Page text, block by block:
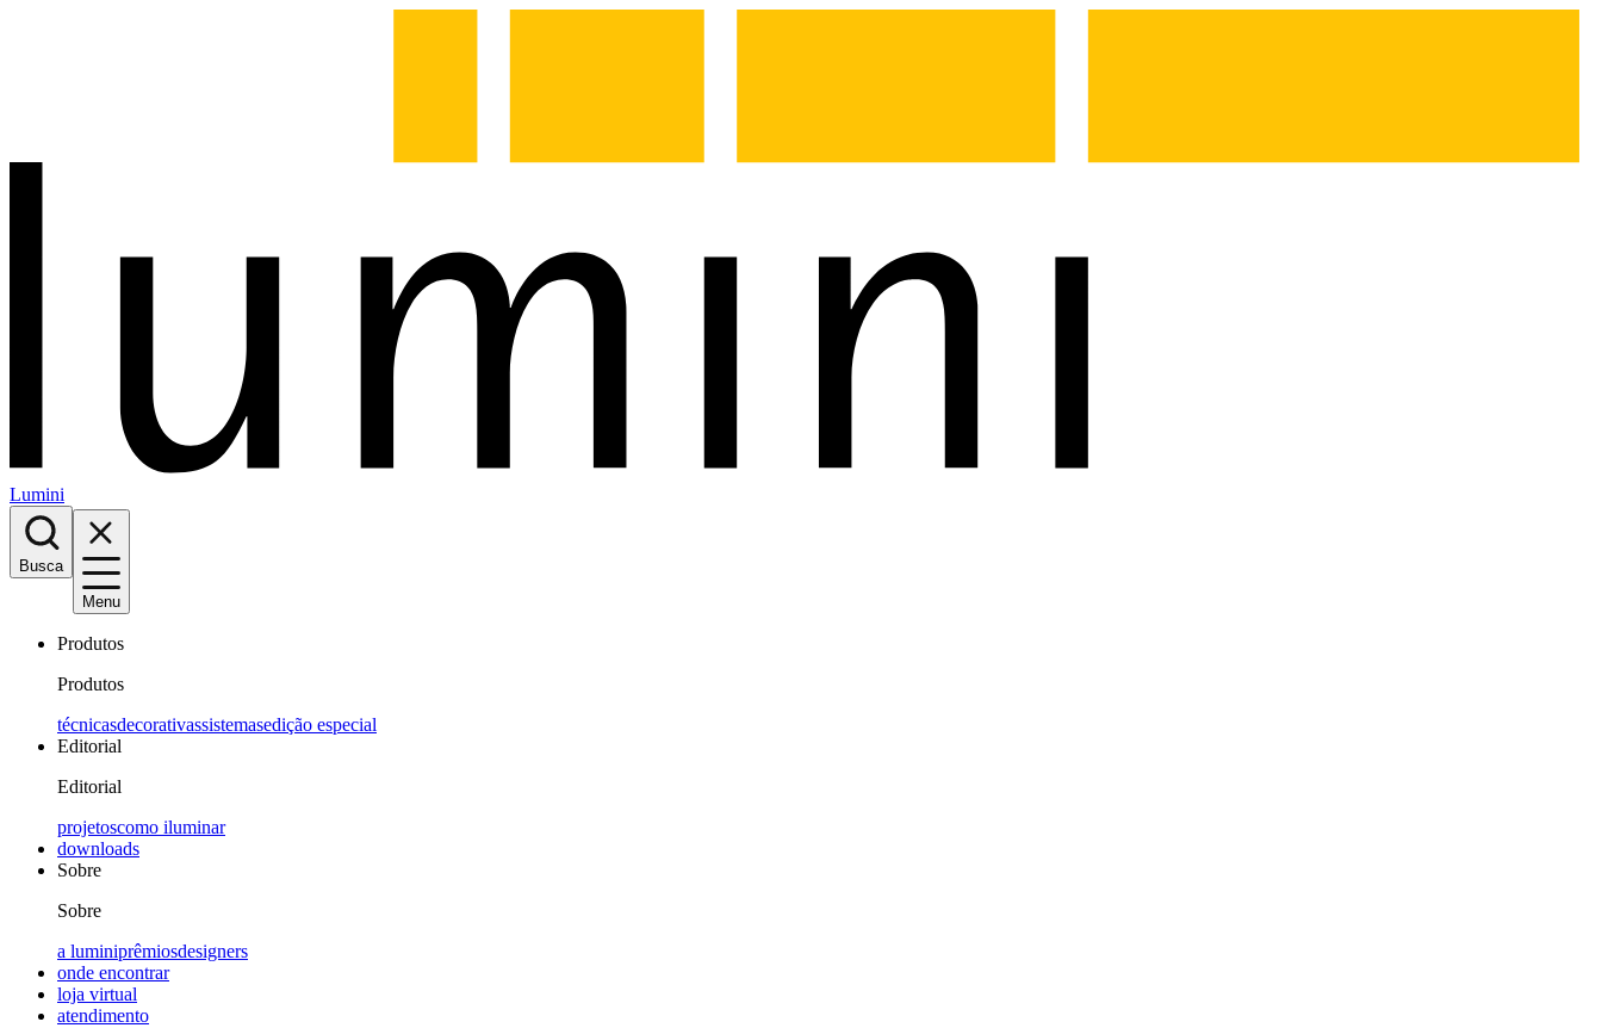
Lumini
Busca
Menu
Produtos
Produtos
técnicasdecorativassistemasedição especial
Editorial
Editorial
projetoscomo iluminar
downloads
Sobre
Sobre
a luminiprêmiosdesigners
onde encontrar
loja virtual
atendimento